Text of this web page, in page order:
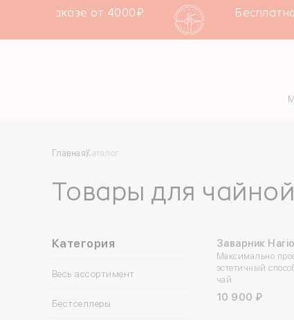
при заказе от 4000₽
Главная Каталог
Товары для чайной
Категория
Весь ассортимент
Бестселлеры
Заварник
Максимально
эстетичный
чай
10 900 ₽